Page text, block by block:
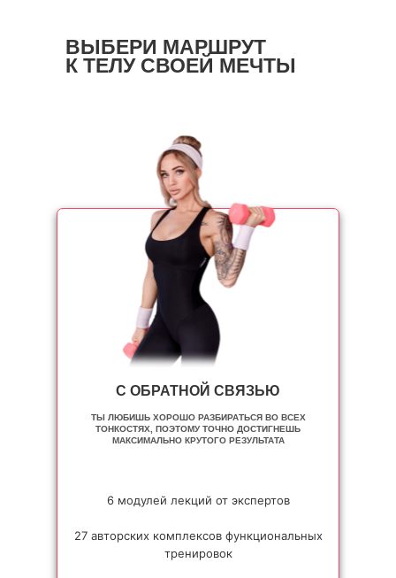
ВЫБЕРИ МАРШРУТ
К ТЕЛУ СВОЕЙ МЕЧТЫ
6 модулей лекций от экспертов
27 авторских комплексов функциональных
тренировок
ТЫ ЛЮБИШЬ ХОРОШО РАЗБИРАТЬСЯ ВО ВСЕХ
ТОНКОСТЯХ, ПОЭТОМУ ТОЧНО ДОСТИГНЕШЬ
МАКСИМАЛЬНО КРУТОГО РЕЗУЛЬТАТА
С ОБРАТНОЙ СВЯЗЬЮ